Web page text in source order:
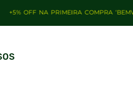
NA PRIMEIRA COMPRA ‘BEMVINDO’